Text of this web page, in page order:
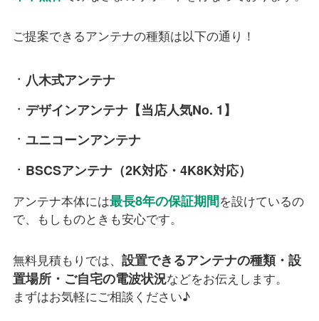
ご提案できるアンテナの種類は以下の通り！
八木式アンテナ
デザインアンテナ【当店人気No. 1】
ユニコーンアンテナ
BSCSアンテナ（2K対応・4K8K対応）
アンテナ本体には最長8年の保証期間を設けているの
で、もしものときも安心です。
無料見積もりでは、 設置できるアンテナの種類・設
置場所・ご自宅の電波状況などをお伝えします。
まずはお気軽にご相談ください♪